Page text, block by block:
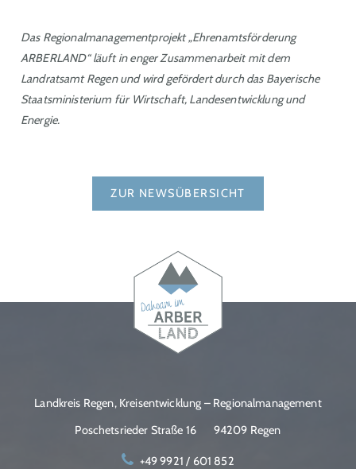
Das Regionalmanagementprojekt „Ehrenamtsförderung
ARBERLAND“ läuft in enger Zusammenarbeit mit dem
Landratsamt Regen und wird gefördert durch das Bayerische
Staatsministerium für Wirtschaft, Landesentwicklung und
Energie.
ZUR NEWSÜBERSICHT
Landkreis Regen, Kreisentwicklung – Regionalmanagement
Poschetsrieder Straße 16
94209 Regen
+49 9921 / 601 852